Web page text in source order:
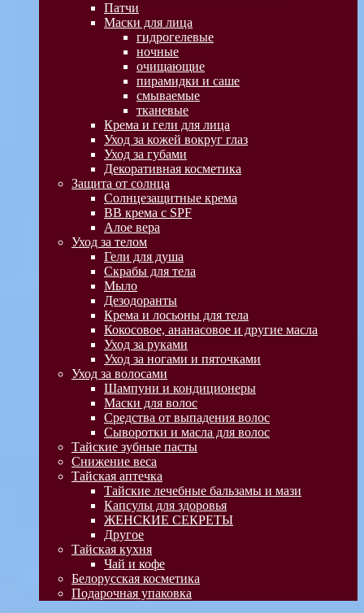
Патчи
Маски для лица
гидрогелевые
ночные
очищающие
пирамидки и саше
смываемые
тканевые
Крема и гели для лица
Уход за кожей вокруг глаз
Уход за губами
Декоративная косметика
Защита от солнца
Солнцезащитные крема
BB крема с SPF
Алое вера
Уход за телом
Гели для душа
Скрабы для тела
Мыло
Дезодоранты
Крема и лосьоны для тела
Кокосовое, ананасовое и другие масла
Уход за руками
Уход за ногами и пяточками
Уход за волосами
Шампуни и кондиционеры
Маски для волос
Средства от выпадения волос
Сыворотки и масла для волос
Тайские зубные пасты
Снижение веса
Тайская аптечка
Тайские лечебные бальзамы и мази
Капсулы для здоровья
ЖЕНСКИЕ СЕКРЕТЫ
Другое
Тайская кухня
Чай и кофе
Белорусская косметика
Подарочная упаковка